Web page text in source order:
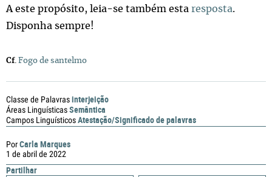
PorCarla Marques
1 de abril de 2022
Partilhar
A este propósito, leia-se também esta resposta.
Disponha sempre!
Cf. Fogo de santelmo
Classe de Palavrasinterjeição
Áreas LinguísticasSemântica
Campos LinguísticosAtestação/Significado de palavras